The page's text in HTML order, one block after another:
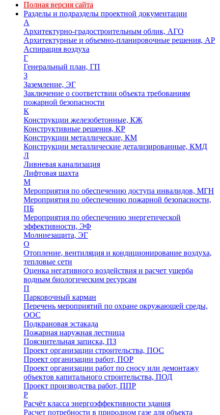
Полная версия сайта
Разделы и подразделы проектной документации
А
Архитектурно-градостроительным облик, АГО
Архитектурные и объемно-планировочные решения, АР
Аспирация воздуха
Г
Генеральный план, ГП
З
Заземление, ЭГ
Заключение о соответствии объекта требованиям
пожарной безопасности
К
Конструкции железобетонные, КЖ
Конструктивные решения, КР
Конструкции металлические, КМ
Конструкции металлические детализированные, КМД
Л
Ливневая канализация
Лифтовая шахта
М
Мероприятия по обеспечению доступа инвалидов, МГН
Мероприятия по обеспечению пожарной безопасности,
ПБ
Мероприятия по обеспечению энергетической
эффективности, ЭФ
Молниезащита, ЭГ
О
Отопление, вентиляция и кондиционирование воздуха,
тепловые сети
Оценка негативного воздействия и расчет ущерба
водным биологическим ресурсам
П
Парковочный карман
Перечень мероприятий по охране окружающей среды,
ООС
Подкрановая эстакада
Пожарная наружная лестница
Пояснительная записка, ПЗ
Проект организации строительства, ПОС
Проект организации работ, ПОР
Проект организации работ по сносу или демонтажу
объектов капитального строительства, ПОД
Проект производства работ, ППР
Р
Расчёт класса энергоэффективности здания
Расчет потребности в природном газе для объекта